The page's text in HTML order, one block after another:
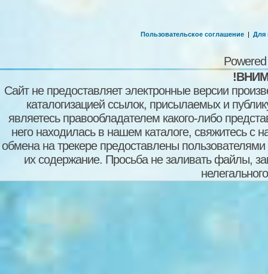
Пользовательское соглашение | Для
Сайт не предоставляет электронные версии
каталогизацией ссылок, присылаемых и
являетесь правообладателем какого-либо
него находилась в нашем каталоге, свяжитесь
обмена на трекере предоставлены пользователями
их содержание. Просьба не заливать файлы,